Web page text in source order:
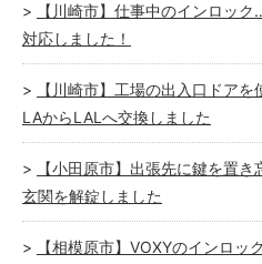
【川崎市】仕事中のインロッ
対応しました！
【川崎市】工場の出入口ドア
LAからLALへ交換しました
【小田原市】出張先に鍵を置
玄関を解錠しました
【相模原市】VOXYのインロッ